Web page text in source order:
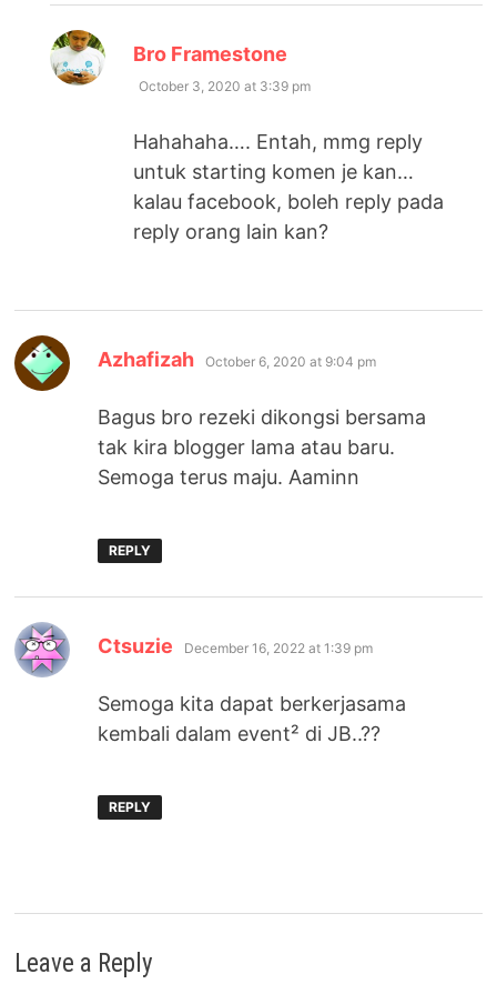
Bro Framestone
October 3, 2020 at 3:39 pm
Hahahaha…. Entah, mmg reply
untuk starting komen je kan…
kalau facebook, boleh reply pada
reply orang lain kan?
Azhafizah says:
October 6, 2020 at 9:04 pm
Bagus bro rezeki dikongsi bersama
tak kira blogger lama atau baru.
Semoga terus maju. Aaminn
REPLY
Ctsuzie says:
December 16, 2022 at 1:39 pm
Semoga kita dapat berkerjasama
kembali dalam event² di JB..??
REPLY
Leave a Reply